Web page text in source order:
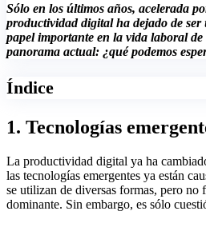
Sólo en los últimos años, acelerada
productividad digital ha dejado de
papel importante en la vida laboral
panorama actual: ¿qué podemos
Índice
1. Tecnologías
La productividad digital ya ha
las tecnologías emergentes ya están
se utilizan de diversas formas, pero no
dominante. Sin embargo, es sólo